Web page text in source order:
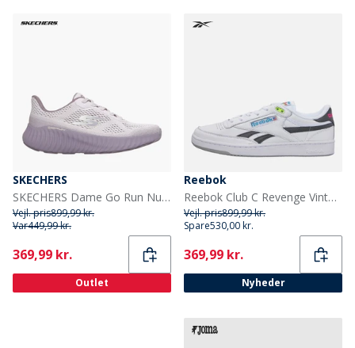
SKECHERS
SKECHERS Dame Go Run Nu Sneakers Lilla
Vejl. pris899,99 kr.
Var449,99 kr.
Current
369,99 kr.
Outlet
Reebok
Reebok Club C Revenge Vintage 90'er Tennis Træningssko Hvid/Hvid/Sort
Vejl. pris899,99 kr.
Spare530,00 kr.
Current
369,99 kr.
Nyheder